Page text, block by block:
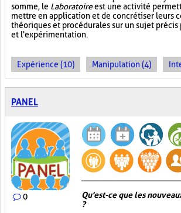
somme, le Laboratoireest une activité
mettre en application et de concrétiser leurs
théoriques et procédurales sur un sujet précis
et l'expérimentation.
Expérience (10) Manipulation (4)
PANEL
0
Qu'est-ce que les
?